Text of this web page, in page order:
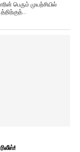
பெரும் முயற்சியில்